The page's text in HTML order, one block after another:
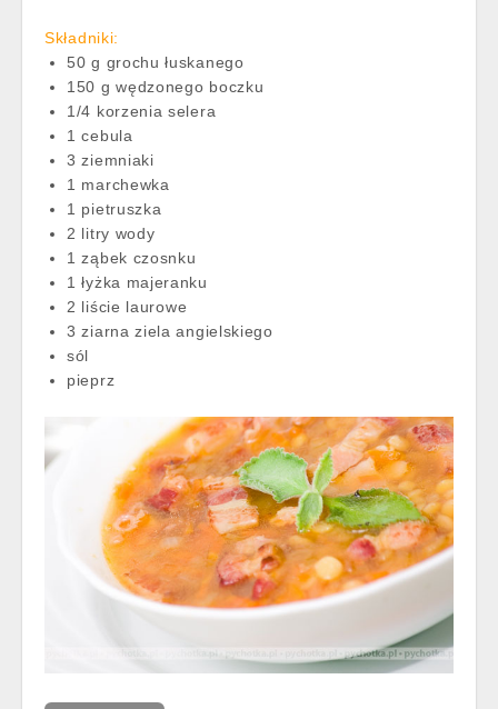
Składniki:
50 g grochu łuskanego
150 g wędzonego boczku
1/4 korzenia selera
1 cebula
3 ziemniaki
1 marchewka
1 pietruszka
2 litry wody
1 ząbek czosnku
1 łyżka majeranku
2 liście laurowe
3 ziarna ziela angielskiego
sól
pieprz